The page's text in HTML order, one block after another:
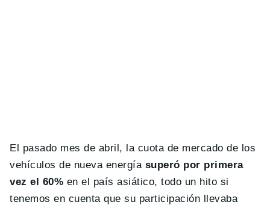
El pasado mes de abril, la cuota de mercado de los
vehículos de nueva energía superó por primera
vez el 60% en el país asiático, todo un hito si
tenemos en cuenta que su participación llevaba